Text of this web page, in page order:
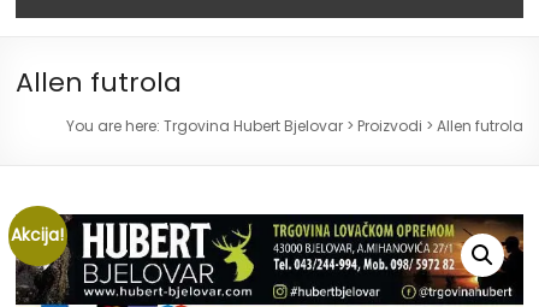
Allen futrola
You are here: Trgovina Hubert Bjelovar> Proizvodi > Allen futrola
Akcija!